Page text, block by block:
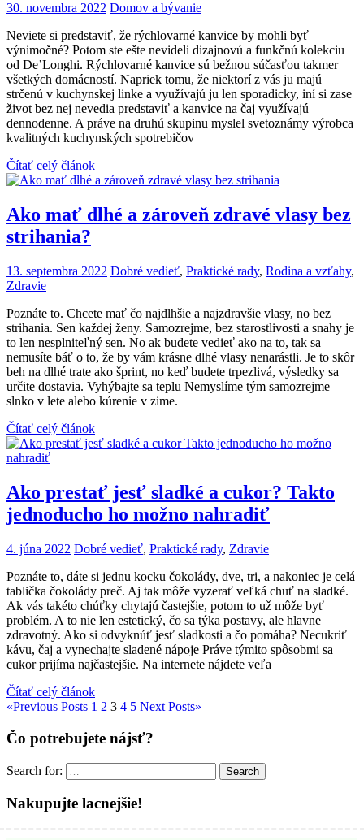
30. novembra 2022 Domov a bývanie
Neviete si predstaviť, že rýchlovarné kanvice by mohli byť
výnimočné? Potom ste ešte nevideli dizajnovú a funkčnú kolekciu
od De’Longhi. Rýchlovarné kanvice sú bežnou súčasťou takmer
všetkých domácností. Napriek tomu, že niektorí z vás ju majú
strčenú v kuchynskej linke a využívajú ju len sporadicky, iní si zase
život bez nej nevedia predstaviť a kanvice na čaj využívajú
dennodenne. A práve na druhú skupinu myslel svetoznámy výrobca
kvalitných kuchynských spotrebičov
Čítať celý článok
Ako mať dlhé a zároveň zdravé vlasy bez
strihania?
13. septembra 2022 Dobré vedieť, Praktické rady, Rodina a vzťahy,
Zdravie
Poznáte to. Chcete mať čo najdlhšie a najzdravšie vlasy, no bez
strihania. Sen každej ženy. Samozrejme, bez starostlivosti a snahy je
to len nesplniteľný sen. No ak budete vedieť ako na to, tak sa
nemusíte báť o to, že by vám krásne dlhé vlasy nenarástli. Je to skôr
beh na dlhé trate ako šprint, no keď budete trpezlivá, výsledky sa
určite dostavia. Vyhýbajte sa teplu Nemyslíme tým samozrejme
slnko v lete alebo kúrenie v zime.
Čítať celý článok
Ako prestať jesť sladké a cukor? Takto
jednoducho ho možno nahradiť
4. júna 2022 Dobré vedieť, Praktické rady, Zdravie
Poznáte to, dáte si jednu kocku čokolády, dve, tri, a nakoniec je celá
tablička čokolády preč. Aj tak môže vyzerať veľká chuť na sladké.
Ak vás takéto chúťky chytajú častejšie, potom to už môže byť
problém. A to nie len estetický, čo sa týka postavy, ale hlavne
zdravotný. Ako si odvyknúť jesť sladkosti a čo pomáha? Necukriť
kávu, čaj a vynechajte sladené nápoje Práve týmito spôsobmi sa
cukor prijíma najčastejšie. Na internete nájdete veľa
Čítať celý článok
«Previous Posts 1 2 3 4 5 Next Posts»
Čo potrebujete nájsť?
Search for: Search
Nakupujte lacnejšie!